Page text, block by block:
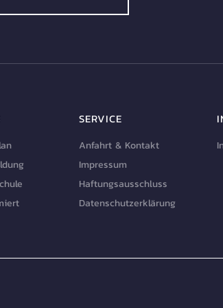
SERVICE
Anfahrt & Kontakt
Impressum
Haftungsausschluss
Datenschutzerklärung